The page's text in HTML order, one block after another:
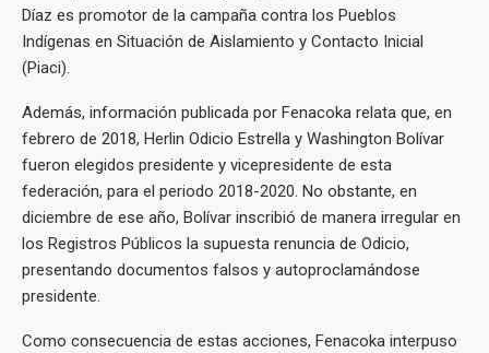
Díaz es promotor de la campaña contra los Pueblos
Indígenas en Situación de Aislamiento y Contacto Inicial
(Piaci).
Además, información publicada por Fenacoka relata que, en
febrero de 2018, Herlin Odicio Estrella y Washington Bolívar
fueron elegidos presidente y vicepresidente de esta
federación, para el periodo 2018-2020. No obstante, en
diciembre de ese año, Bolívar inscribió de manera irregular en
los Registros Públicos la supuesta renuncia de Odicio,
presentando documentos falsos y autoproclamándose
presidente.
Como consecuencia de estas acciones, Fenacoka interpuso